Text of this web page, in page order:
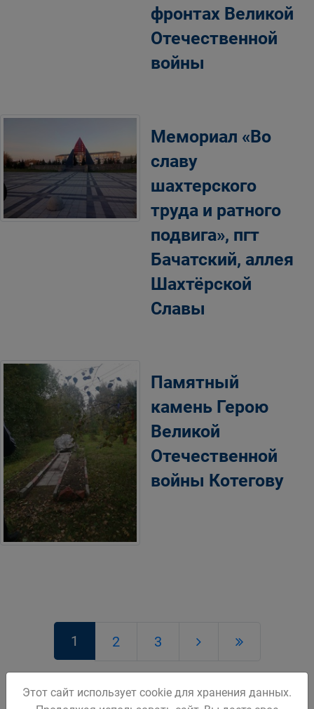
фронтах Великой
Отечественной
войны
Мемориал «Во
славу
шахтерского
труда и ратного
подвига», пгт
Бачатский, аллея
Шахтёрской
Славы
Памятный
камень Герою
Великой
Отечественной
войны Котегову
1 2 3
Этот сайт использует cookie для хранения данных.